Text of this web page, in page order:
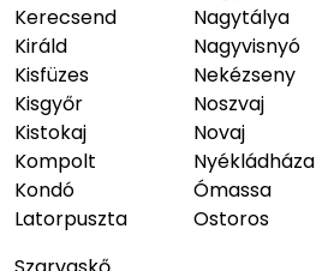
Kerecsend
Királd
Kisfüzes
Kisgyőr
Kistokaj
Kompolt
Kondó
Latorpuszta
Nagytálya
Nagyvisnyó
Nekézseny
Noszvaj
Novaj
Nyékládháza
Ómassa
Ostoros